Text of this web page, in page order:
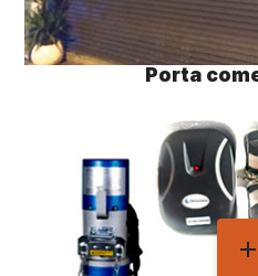
Porta